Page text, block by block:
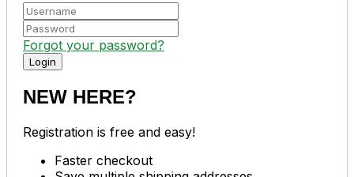
Forgot your password?
NEW HERE?
Registration is free and easy!
Faster checkout